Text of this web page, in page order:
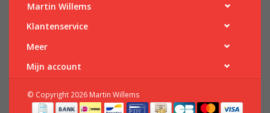
Martin Willems
Klantenservice
Meer
Mijn account
© Copyright 2026 Martin Willems